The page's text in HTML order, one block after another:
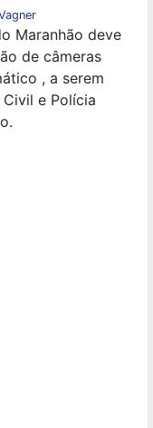
Maranhão deve
de câmeras
, a serem
e Polícia